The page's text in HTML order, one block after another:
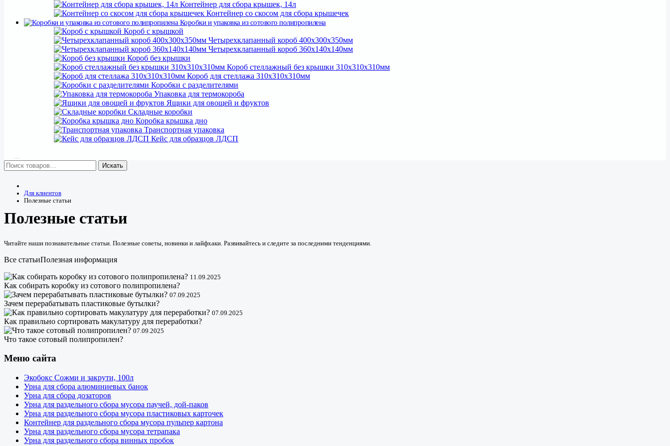
Контейнер для сбора крышек, 14л
Контейнер со скосом для сбора крышечек
Коробки и упаковка из сотового полипропилена
Короб с крышкой
Четырехклапанный короб 400х300х350мм
Четырехклапанный короб 360х140х140мм
Короб без крышки
Короб стеллажный без крышки 310х310х310мм
Короб для стеллажа 310х310х310мм
Коробки с разделителями
Упаковка для термокороба
Ящики для овощей и фруктов
Складные коробки
Коробка крышка дно
Транспортная упаковка
Кейс для образцов ЛДСП
Искать
Для клиентов
Полезные статьи
Полезные статьи
Читайте наши познавательные статьи. Полезные советы, новинки и лайфхаки. Развивайтесь и следите за последними тенденциями.
Все статьиПолезная информация
11.09.2025
Как собирать коробку из сотового полипропилена?
07.09.2025
Зачем перерабатывать пластиковые бутылки?
07.09.2025
Как правильно сортировать макулатуру для переработки?
07.09.2025
Что такое сотовый полипропилен?
Меню сайта
Экобокс Сожми и закрути, 100л
Урна для сбора алюминиевых банок
Урна для сбора дозаторов
Урна для раздельного сбора мусора паучей, дой-паков
Урна для раздельного сбора мусора пластиковых карточек
Контейнер для раздельного сбора мусора пульпер картона
Урна для раздельного сбора мусора тетрапака
Урна для раздельного сбора винных пробок